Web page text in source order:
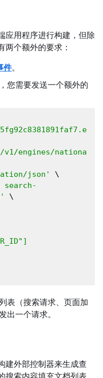
应用程序进行构建，但除
两个额外的要求：
件。
您需要发送一个额外的
engines/nationa
json'
表（搜索请求、页面加
出一个请求。
建外部控制器来生成查
索内容填充文档列表。